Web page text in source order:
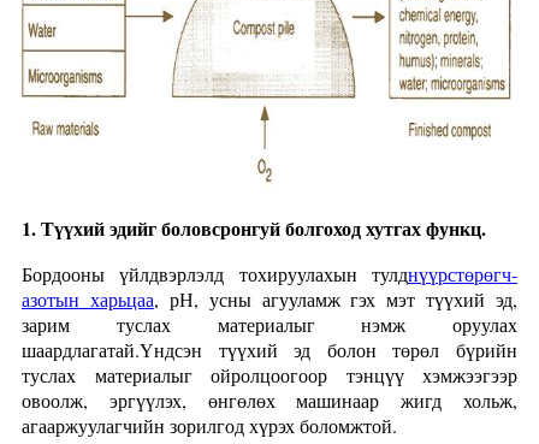
1. Түүхий эдийг боловсронгуй болгоход хутгах функц.
Бордооны үйлдвэрлэлд тохируулахын тулднүүрстөрөгч-
азотын харьцаа, рН, усны агууламж гэх мэт түүхий эд,
зарим туслах материалыг нэмж оруулах
шаардлагатай.Үндсэн түүхий эд болон төрөл бүрийн
туслах материалыг ойролцоогоор тэнцүү хэмжээгээр
овоолж, эргүүлэх, өнгөлөх машинаар жигд хольж,
агааржуулагчийн зорилгод хүрэх боломжтой.